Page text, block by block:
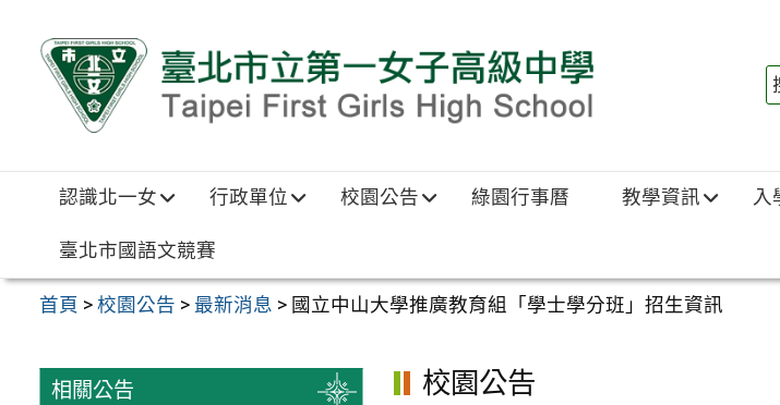
認識北一女 行政單位 校園公告 綠園行事曆 教學資訊 入
臺北市國語文競賽
首頁 >校園公告 > 最新消息 > 國立中山大學推廣教育組「學士學分班」招生資訊
相關公告 校園公告